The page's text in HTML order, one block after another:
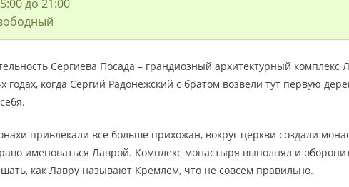
до 21:00
Сергиева Посада – грандиозный архитектурный комплекс
годах, когда Сергий Радонежский с братом возвели тут первую
привлекали все больше прихожан, вокруг церкви создали
именоваться Лаврой. Комплекс монастыря выполнял и
как Лавру называют Кремлем, что не совсем правильно.